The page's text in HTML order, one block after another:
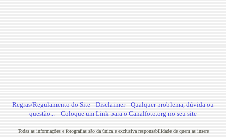
Regras/Regulamento do Site | Disclaimer| Qualquer problema, dúvida ou
questão... | Coloque um Link para o Canalfoto.org no seu site
Todas as informações e fotografias são da única e exclusiva responsabilidade de quem as insere